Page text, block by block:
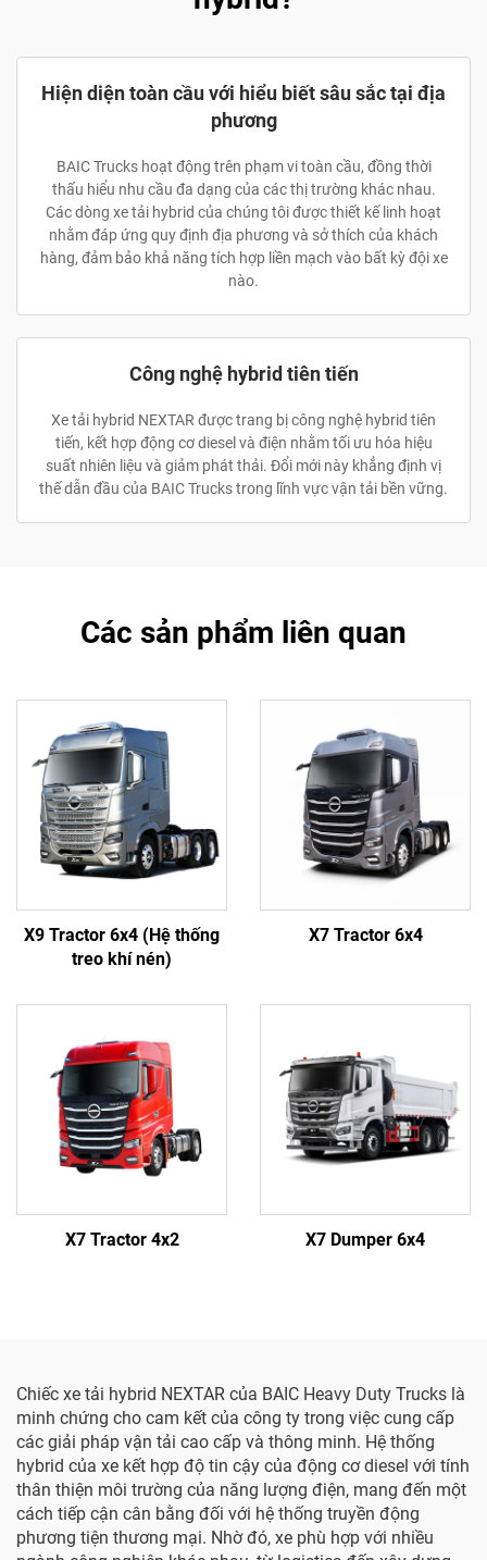
Hiện diện toàn cầu với hiểu biết sâu sắc tại địa
phương
BAIC Trucks hoạt động trên phạm vi toàn cầu, đồng thời
thấu hiểu nhu cầu đa dạng của các thị trường khác nhau.
Các dòng xe tải hybrid của chúng tôi được thiết kế linh hoạt
nhằm đáp ứng quy định địa phương và sở thích của khách
hàng, đảm bảo khả năng tích hợp liền mạch vào bất kỳ đội xe
nào.
Công nghệ hybrid tiên tiến
Xe tải hybrid NEXTAR được trang bị công nghệ hybrid tiên
tiến, kết hợp động cơ diesel và điện nhằm tối ưu hóa hiệu
suất nhiên liệu và giảm phát thải. Đổi mới này khẳng định vị
thế dẫn đầu của BAIC Trucks trong lĩnh vực vận tải bền vững.
Các sản phẩm liên quan
X9 Tractor 6x4 (Hệ thống
treo khí nén)
X7 Tractor 6x4
X7 Tractor 4x2 X7 Dumper 6x4
Chiếc xe tải hybrid NEXTAR của BAIC Heavy Duty Trucks là
minh chứng cho cam kết của công ty trong việc cung cấp
các giải pháp vận tải cao cấp và thông minh. Hệ thống
hybrid của xe kết hợp độ tin cậy của động cơ diesel với tính
thân thiện môi trường của năng lượng điện, mang đến một
cách tiếp cận cân bằng đối với hệ thống truyền động
phương tiện thương mại. Nhờ đó, xe phù hợp với nhiều